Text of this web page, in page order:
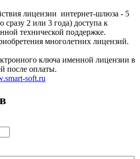
лицензии интернет-шлюза - 5
сразу 2 или 3 года) доступа к
технической поддержке.
многолетних лицензий.
ключа именной лицензии в
после оплаты.
soft.ru